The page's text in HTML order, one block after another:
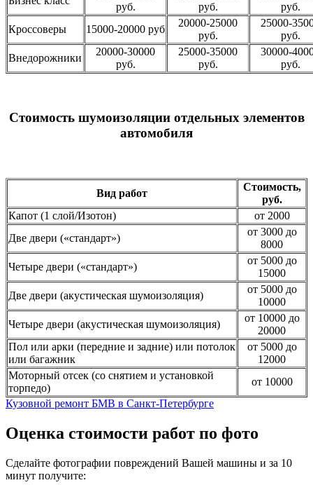
руб.
руб.
руб.
Кроссоверы
15000-20000 руб
20000-25000
руб.
25000-
руб.
Внедорожники
20000-30000
руб.
25000-35000
руб.
30000-
руб.
Стоимость шумоизоляции отдельных элементов
автомобиля
Вид работ
Стоимость,
руб.
Капот (1 слой/Изотон)
от 2000
Две двери («стандарт»)
от 3000 до
8000
Четыре двери («стандарт»)
от 5000 до
15000
Две двери (акустическая шумоизоляция)
от 5000 до
10000
Четыре двери (акустическая шумоизоляция)
от 10000 до
20000
Пол или арки (передние и задние) или потолок
или багажник
от 5000 до
12000
Моторный отсек (со снятием и установкой
торпедо)
от 10000
Кузовной ремонт БМВ в Санкт-Петербурге
Оценка стоимости работ по фото
Сделайте фотографии повреждений Вашей машины и за 10
минут получите: